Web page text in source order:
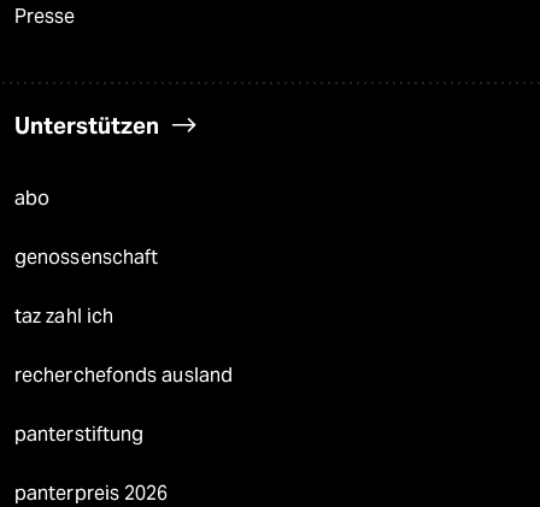
Presse
Unterstützen
abo
genossenschaft
taz zahl ich
recherchefonds ausland
panterstiftung
panterpreis 2026